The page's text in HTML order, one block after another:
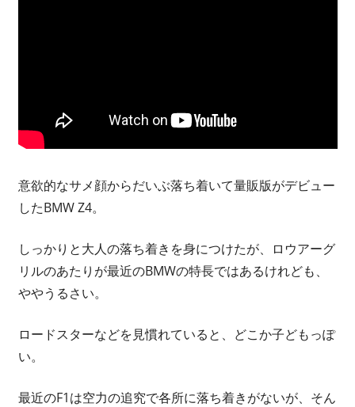
意欲的なサメ顔からだいぶ落ち着いて量販版がデビュー
したBMW Z4。
しっかりと大人の落ち着きを身につけたが、ロウアーグ
リルのあたりが最近のBMWの特長ではあるけれども、
ややうるさい。
ロードスターなどを見慣れていると、どこか子どもっぽ
い。
最近のF1は空力の追究で各所に落ち着きがないが、そん